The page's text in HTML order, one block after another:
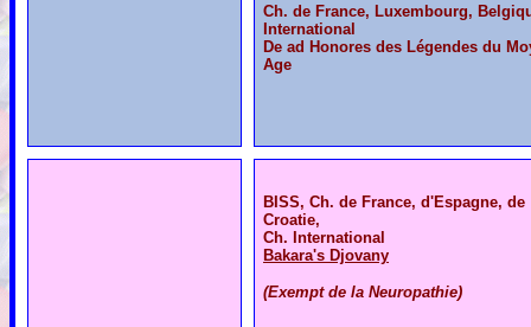
Ch. de France, Luxembourg,
International
De ad Honores des Légendes du
Age
BISS, Ch. de France, d'Espagne, de
Croatie,
Ch. International
Bakara's Djovany
(Exempt de la Neuropathie)